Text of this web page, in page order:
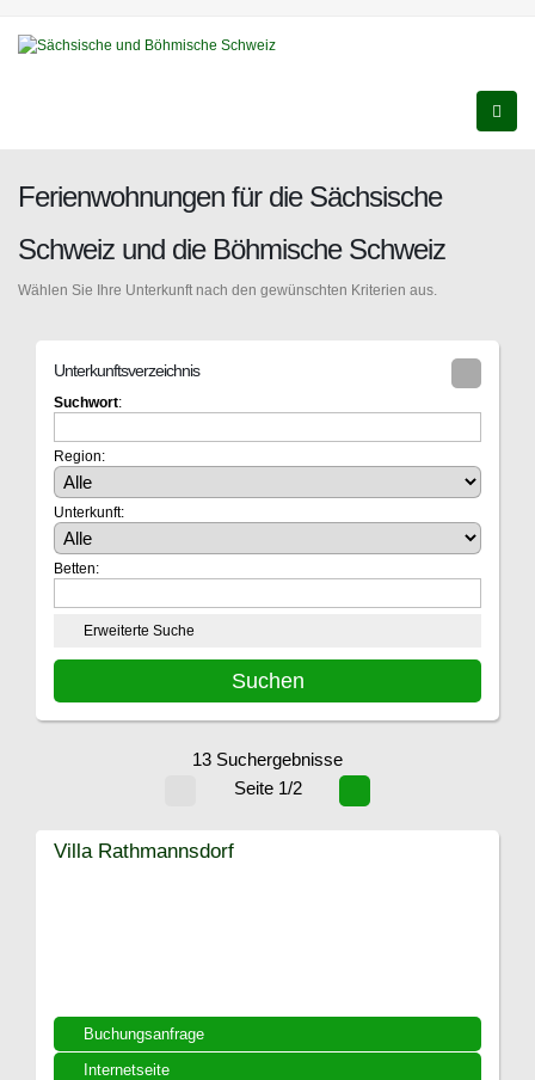
Ferienwohnungen für die Sächsische
Schweiz und die Böhmische Schweiz
Wählen Sie Ihre Unterkunft nach den gewünschten Kriterien aus.
Unterkunftsverzeichnis
Suchwort:
Region:
Unterkunft:
Betten:
Erweiterte Suche
13 Suchergebnisse
Seite 1/2
Buchungsanfrage
Internetseite
Villa Rathmannsdorf